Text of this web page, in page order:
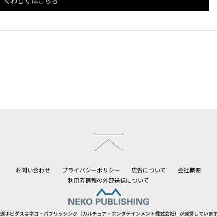
お問い合わせ プライバシーポリシー 広告について
会社概要
利用者情報の外部送信について
ホビダスはネコ・パブリッシング（カルチュア・エンタテインメント株式会社）が運営していま